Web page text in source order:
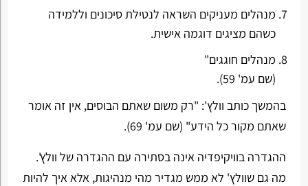
מנהלים מעניקים השראה לנטילת סיכונים וללמידה
כשהם מציגים דוגמה אישית.
מנהלים חוגגים"
(שם עמ' 59).
בהמשך כותב וולץ': "רק משום שאתם הבוסים, אין זה אומר
שאתם מקור כל הידע" (שם עמ' 69).
ההגדרה בוויקיפדיה אינה בסתירה עם ההגדרה של וולץ'.
מה גם שוולץ' לא ממש מגדיר מהי מנהיגות, אלא איך להיות